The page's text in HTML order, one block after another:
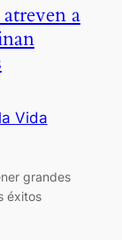
a
Vida
grandes
éxitos